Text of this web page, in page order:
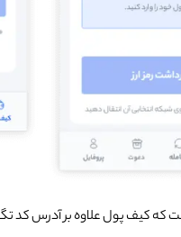
کیف پول علاوه بر آدرس کد